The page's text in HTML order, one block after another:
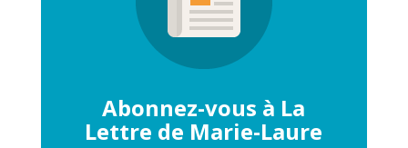
Abonnez-vous à La
Lettre de Marie-Laure